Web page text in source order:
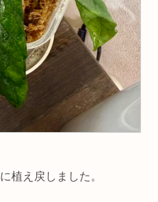
に植え戻しました。